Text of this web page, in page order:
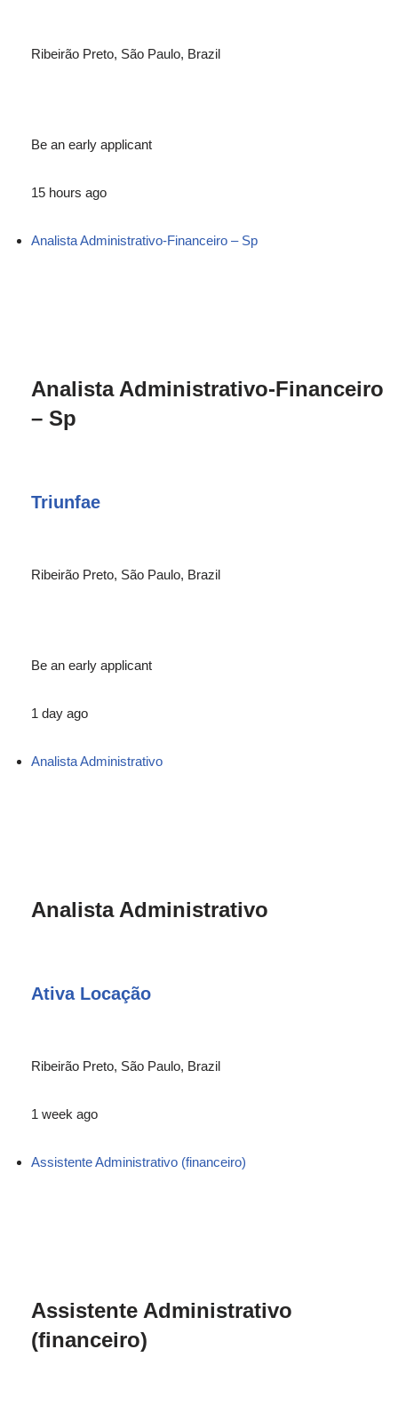
Ribeirão Preto, São Paulo, Brazil
Be an early applicant
15 hours ago
Analista Administrativo-Financeiro – Sp
Analista Administrativo-Financeiro
– Sp
Triunfae
Ribeirão Preto, São Paulo, Brazil
Be an early applicant
1 day ago
Analista Administrativo
Analista Administrativo
Ativa Locação
Ribeirão Preto, São Paulo, Brazil
1 week ago
Assistente Administrativo (financeiro)
Assistente Administrativo
(financeiro)